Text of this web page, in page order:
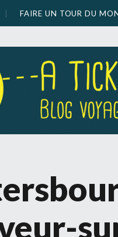
FAIRE UN TOUR DU